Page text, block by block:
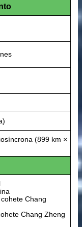
(899 km ×
Chang
Chang Zheng